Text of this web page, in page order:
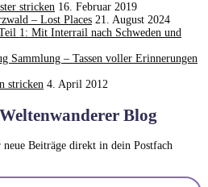
stricken 16. Februar 2019
– Lost Places 21. August 2024
1: Mit Interrail nach Schweden und
Sammlung – Tassen voller Erinnerungen
stricken 4. April 2012
Blog
Beiträge direkt in dein Postfach